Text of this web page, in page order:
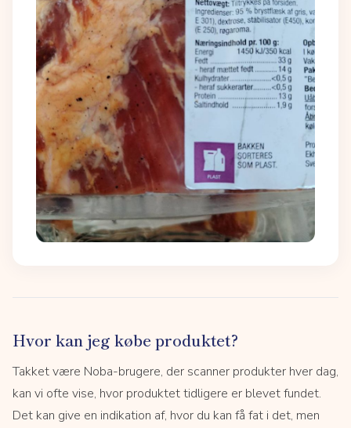
Hvor kan jeg købe produktet?
Takket være Noba-brugere, der scanner produkter hver dag,
kan vi ofte vise, hvor produktet tidligere er blevet fundet.
Det kan give en indikation af, hvor du kan få fat i det, men